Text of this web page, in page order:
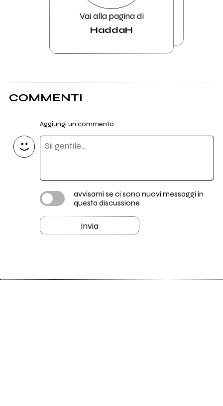
Vai alla pagina di
HaddaH
COMMENTI
Aggiungi un commento
avvisami se ci sono nuovi messaggi in
questa discussione
Invia